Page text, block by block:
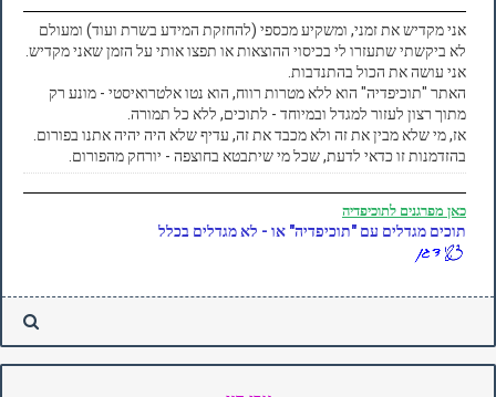
אני מקדיש את זמני, ומשקיע מכספי (להחזקת המידע בשרת ועוד) ומעולם
לא ביקשתי שתעזרו לי בכיסוי ההוצאות או תפצו אותי על הזמן שאני מקדיש.
אני עושה את הכול בהתנדבות.
האתר "תוכיפדיה" הוא ללא מטרות רווח, הוא נטו אלטרואיסטי - מונע רק
מתוך רצון לעזור למגדל ובמיוחד - לתוכים, ללא כל תמורה.
אז, מי שלא מבין את זה ולא מכבד את זה, עדיף שלא היה יהיה אתנו בפורום.
בהזדמנות זו כדאי לדעת, שכל מי שיתבטא בחוצפה - יורחק מהפורום.
כאן מפרגנים לתוכיפדיה
תוכים מגדלים עם "תוכיפדיה" או - לא מגדלים בכלל